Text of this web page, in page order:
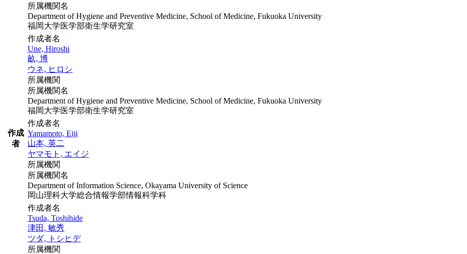
作成
者
所属機関名
Department of Hygiene and Preventive Medicine, School of Medicine, Fukuoka University
福岡大学医学部衛生学研究室
作成者名
Une, Hiroshi
畝, 博
ウネ, ヒロシ
所属機関
所属機関名
Department of Hygiene and Preventive Medicine, School of Medicine, Fukuoka University
福岡大学医学部衛生学研究室
作成者名
Yamamoto, Eiji
山本, 英二
ヤマモト, エイジ
所属機関
所属機関名
Department of Information Science, Okayama University of Science
岡山理科大学総合情報学部情報科学科
作成者名
Tsuda, Toshihide
津田, 敏秀
ツダ, トシヒデ
所属機関